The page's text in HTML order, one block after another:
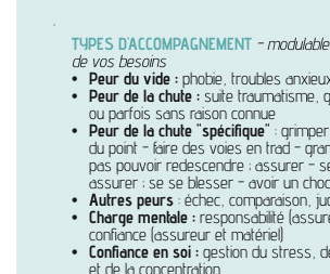
TYPES D'ACCOMPAGNEMENT -
de vos besoins
Peur du vide : phobie, troubles
Peur de la chute : suite traumatisme,
ou parfois sans raison connue
Peur de la chute "spécifique" :
du point - faire des voies en trad -
pas pouvoir redescendre ; assurer -
assurer ; se se blesser - avoir un choc
Autres peurs : échec, comparaison,
Charge mentale : responsabilité
confiance (assureur et matériel)
Confiance en soi : gestion du stress,
et de la concentration